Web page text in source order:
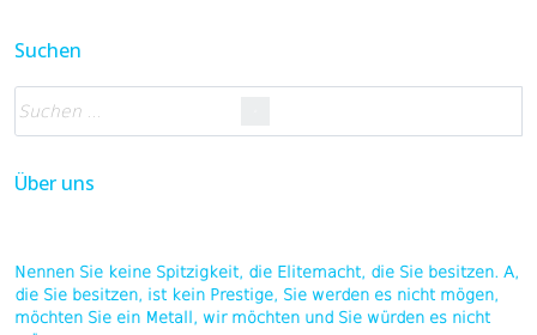
Suchen
Über uns
Nennen Sie keine Spitzigkeit, die Elitemacht, die Sie besitzen. A,
die Sie besitzen, ist kein Prestige, Sie werden es nicht mögen,
möchten Sie ein Metall, wir möchten und Sie würden es nicht